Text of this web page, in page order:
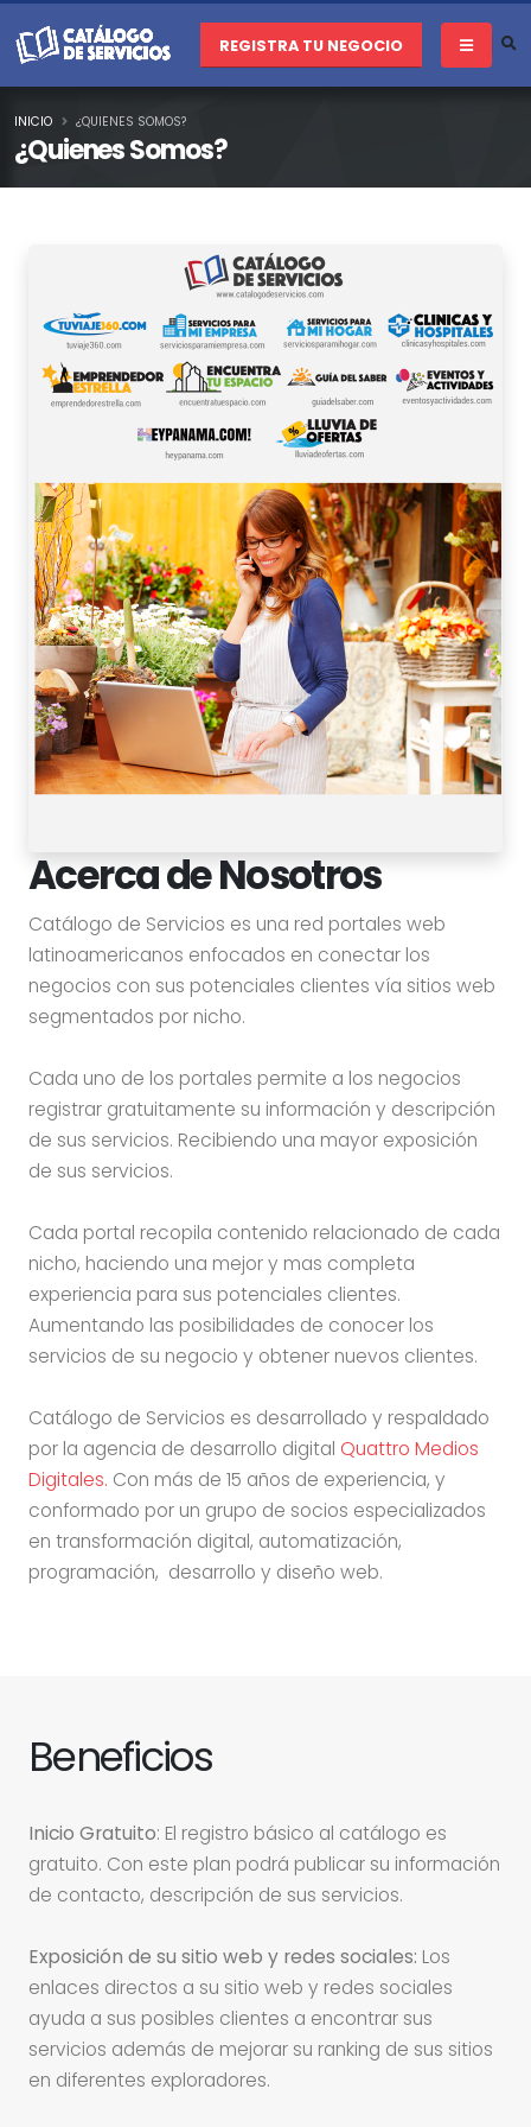
REGISTRA TU NEGOCIO
¿Quienes Somos?
INICIO ¿QUIENES SOMOS?
Acerca de Nosotros
Catálogo de Servicios es una red portales web
latinoamericanos enfocados en conectar los
negocios con sus potenciales clientes vía sitios web
segmentados por nicho.
Cada uno de los portales permite a los negocios
registrar gratuitamente su información y descripción
de sus servicios. Recibiendo una mayor exposición
de sus servicios.
Cada portal recopila contenido relacionado de cada
nicho, haciendo una mejor y mas completa
experiencia para sus potenciales clientes.
Aumentando las posibilidades de conocer los
servicios de su negocio y obtener nuevos clientes.
Catálogo de Servicios es desarrollado y respaldado
por la agencia de desarrollo digital Quattro Medios
Digitales. Con más de 15 años de experiencia, y
conformado por un grupo de socios especializados
en transformación digital, automatización,
programación, desarrollo y diseño web.
Beneficios
Inicio Gratuito: El registro básico al catálogo es
gratuito. Con este plan podrá publicar su información
de contacto, descripción de sus servicios.
Exposición de su sitio web y redes sociales: Los
enlaces directos a su sitio web y redes sociales
ayuda a sus posibles clientes a encontrar sus
servicios además de mejorar su ranking de sus sitios
en diferentes exploradores.